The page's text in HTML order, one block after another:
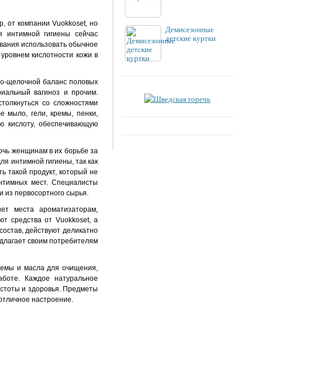
от компании Vuokkoset, но
гигиены сейчас
использовать обычное
кислотности кожи в
щелочной баланс половых
вагиноз и прочим.
со сложностями
мыло, гели, кремы, пенки,
кислоту, обеспечивающую
женщинам в их борьбе за
интимной гигиены, так как
такой продукт, который не
мест. Специалисты
из первосортного сырья.
места ароматизаторам,
средства от Vuokkoset, а
действуют деликатно
своим потребителям
и масла для очищения,
Каждое натуральное
и здоровья. Предметы
настроение.
Демисезонные
детские куртки